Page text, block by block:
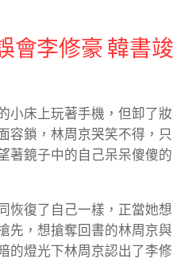
會李修豪 韓書竣
小床上玩著手機，但卸了妝
容鎖，林周京哭笑不得，只
著鏡子中的自己呆呆傻傻的
恢復了自己一樣，正當她想
先，想搶奪回書的林周京與
的燈光下林周京認出了李修